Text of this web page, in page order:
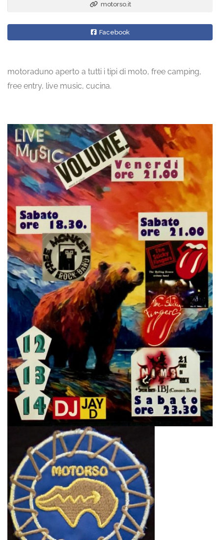
motorso.it
Facebook
motoraduno aperto a tutti i tipi di moto, free camping,
free entry, live music, cucina.